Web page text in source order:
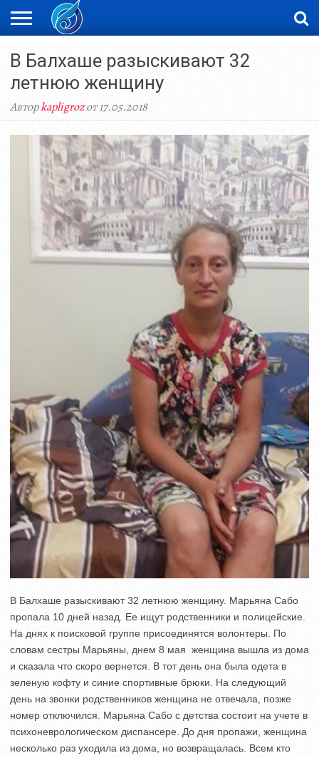
ЖАҢАЛЫҚТАР
НОВОСТИ
ВИДЕО
ФОТОРЕПОРТАЖИ
ОРКЕН
В Балхаше разыскивают 32
летнюю женщину
Авторkapligrozот 17.05.2018
В Балхаше разыскивают 32 летнюю женщину. Марьяна Сабо
пропала 10 дней назад. Ее ищут родственники и полицейские.
На днях к поисковой группе присоединятся волонтеры. По
словам сестры Марьяны, днем 8 мая женщина вышла из дома
и сказала что скоро вернется. В тот день она была одета в
зеленую кофту и синие спортивные брюки. На следующий
день на звонки родственников женщина не отвечала, позже
номер отключился. Марьяна Сабо с детства состоит на учете в
психоневрологическом диспансере. До дня пропажи, женщина
несколько раз уходила из дома, но возвращалась. Всем кто